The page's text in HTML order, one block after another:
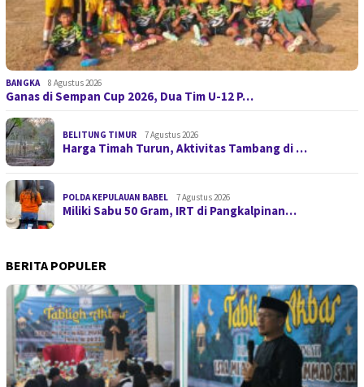
BANGKA 8 Agustus 2026
Ganas di Sempan Cup 2026, Dua Tim U-12 P…
BELITUNG TIMUR 7 Agustus 2026
Harga Timah Turun, Aktivitas Tambang di …
POLDA KEPULAUAN BABEL 7 Agustus 2026
Miliki Sabu 50 Gram, IRT di Pangkalpinan…
BERITA POPULER